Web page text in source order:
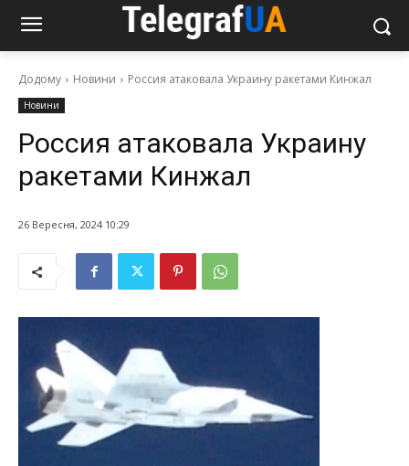
Додому Новини Россия атаковала Украину ракетами Кинжал
Новини
Россия атаковала Украину
ракетами Кинжал
26 Вересня, 2024 10:29